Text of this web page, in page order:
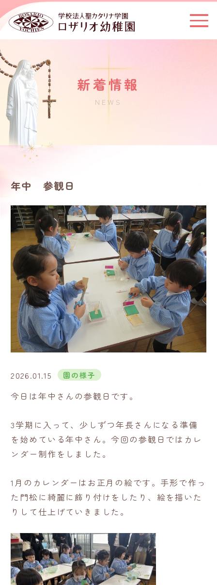
新着情報
NEWS
年中 参観日
2026.01.15 園の様子
今日は年中さんの参観日です。
3学期に入って、少しずつ年長さんになる準備
を始めている年中さん。今回の参観日ではカレ
ンダー制作をしました。
1月のカレンダーはお正月の絵です。手形で作っ
た門松に綺麗に飾り付けをしたり、絵を描いた
りして仕上げていきました。